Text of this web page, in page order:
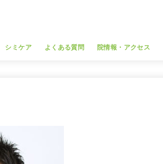
シミケア よくある質問 院情報・アクセス